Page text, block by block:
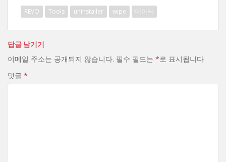
REVO Tools uninstaller wipe 데이터
답글 남기기
이메일 주소는 공개되지 않습니다. 필수 필드는 *로 표시됩니다
댓글 *